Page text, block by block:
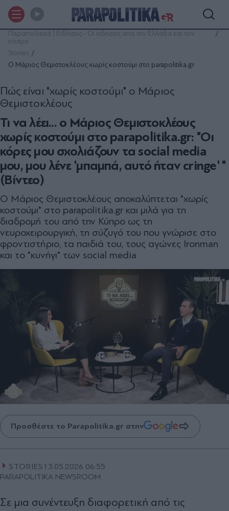
Παραπολιτικά | Ειδήσεις - Οι ειδήσεις από την Ελλάδα και τον
κόσμο
Stories
Ο Μάριος Θεμιστοκλέους χωρίς κοστούμι στο parapolitika.gr
Τι να λέει... ο Μάριος Θεμιστοκλέους
χωρίς κοστούμι στο parapolitika.gr: "Οι
κόρες μου σχολιάζουν τα social media
μου, μου λένε 'μπαμπά, αυτό ήταν cringe' "
(Βίντεο)
Πώς είναι "χωρίς κοστούμι" ο Μάριος
Θεμιστοκλέους
Ο Μάριος Θεμιστοκλέους αποκαλύπτεται "χωρίς
κοστούμι" στο parapolitika.gr και μιλά για τη
διαδρομή του από την Κύπρο ως τη
νευροχειρουργική, τη σύζυγό του που γνώρισε στο
φροντιστήριο, τα παιδιά του, τους αγώνες Ironman
και το "κυνήγι" των social media
Προσθέστε το Parapolitika.gr στην
STORIES13.05.2026 06:55
PARAPOLITIKA NEWSROOM
Σε μια συνέντευξη διαφορετική από τις